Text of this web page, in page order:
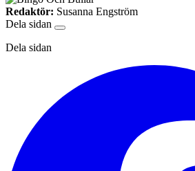
Redaktör: Susanna Engström
Dela sidan
Dela sidan